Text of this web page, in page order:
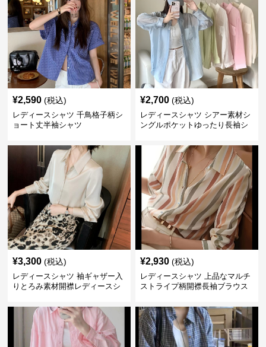
¥2,590 (税込)
レディースシャツ 千鳥格子柄シ
ョート丈半袖シャツ
¥2,700 (税込)
レディースシャツ シアー素材シ
ングルポケットゆったり長袖シ
¥3,300 (税込)
レディースシャツ 袖ギャザー入
りとろみ素材開襟レディースシ
¥2,930 (税込)
レディースシャツ 上品なマルチ
ストライプ柄開襟長袖ブラウス